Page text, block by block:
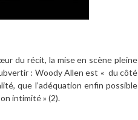
du récit, la mise en scène pleine
: Woody Allen est « du côté
que l’adéquation enfin possible
intimité » (2).